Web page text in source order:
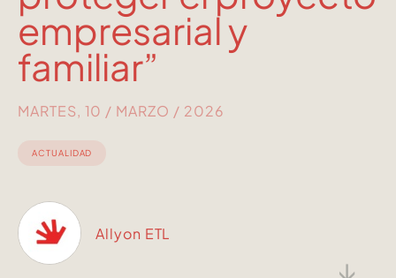
↓
empresarial y
familiar”
MARTES, 10 / MARZO / 2026
ACTUALIDAD
Allyon ETL